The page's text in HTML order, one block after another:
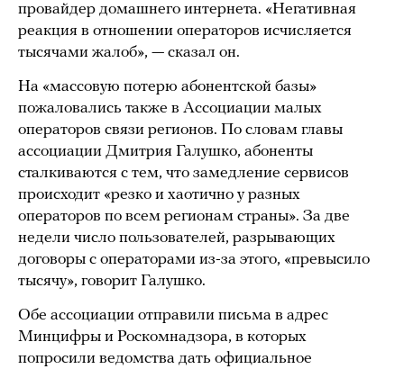
провайдер домашнего интернета. «Негативная
реакция в отношении операторов исчисляется
тысячами жалоб», — сказал он.
На «массовую потерю абонентской базы»
пожаловались также в Ассоциации малых
операторов связи регионов. По словам главы
ассоциации Дмитрия Галушко, абоненты
сталкиваются с тем, что замедление сервисов
происходит «резко и хаотично у разных
операторов по всем регионам страны». За две
недели число пользователей, разрывающих
договоры с операторами из-за этого, «превысило
тысячу», говорит Галушко.
Обе ассоциации отправили письма в адрес
Минцифры и Роскомнадзора, в которых
попросили ведомства дать официальное